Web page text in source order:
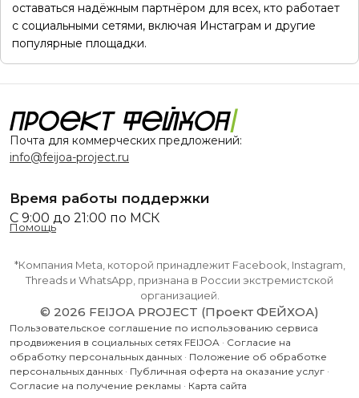
оставаться надёжным партнёром для всех, кто работает
с социальными сетями, включая Инстаграм и другие
популярные площадки.
Почта для коммерческих предложений:
info@feijoa-project.ru
Время работы поддержки
С 9:00 до 21:00 по МСК
Помощь
*Компания Meta, которой принадлежит Facebook, Instagram,
Threads и WhatsApp, признана в России экстремистской
организацией.
© 2026 FEIJOA PROJECT (Проект ФЕЙХОА)
Пользовательское соглашение по использованию сервиса
продвижения в социальных сетях FEIJOA · Согласие на
обработку персональных данных · Положение об обработке
персональных данных · Публичная оферта на оказание услуг ·
Согласие на получение рекламы · Карта сайта